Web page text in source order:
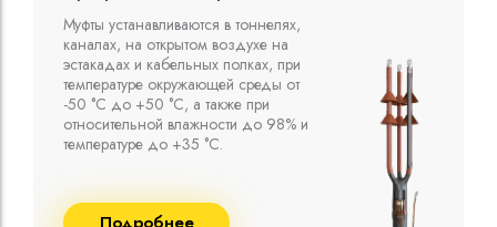
Компания ООО "Москабельторг"
предлагает, как соединительные
термоусаживаемые муфты на кабель
напряжением до 10 кВ с изоляцией
из маслопропитанной бумаги и
сшитого полиэтилена собственного
производства
Подробнее